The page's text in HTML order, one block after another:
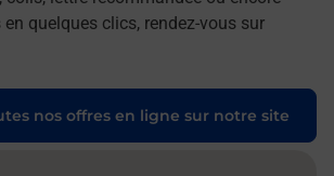
quelques clics, rendez-vous sur
nos offres en ligne sur notre site